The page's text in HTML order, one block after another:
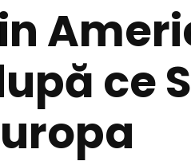
ce